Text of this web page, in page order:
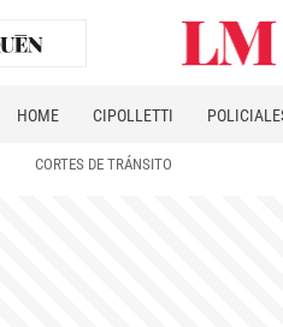
HOME CIPOLLETTI
CORTES DE TRÁNSITO